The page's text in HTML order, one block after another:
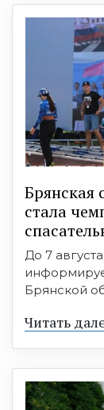
Брянская
стала
До 7
Брянской
Читать